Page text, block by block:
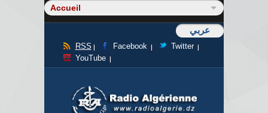
عربي
RSS Facebook
Twitter
YouTube